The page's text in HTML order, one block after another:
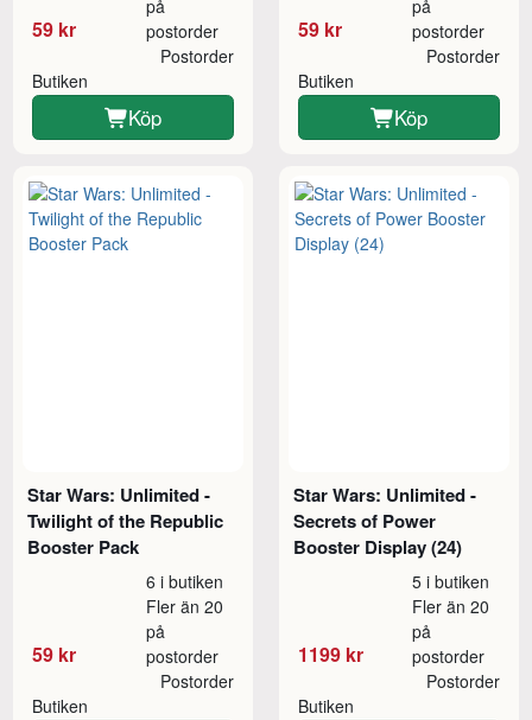
59 kr
på
postorder
Butiken
Postorder
Köp
59 kr
på
postorder
Butiken
Postorder
Köp
Star Wars: Unlimited -
Twilight of the Republic
Booster Pack
59 kr
6 i butiken
Fler än 20
på
postorder
Butiken
Postorder
Star Wars: Unlimited -
Secrets of Power
Booster Display (24)
1199 kr
5 i butiken
Fler än 20
på
postorder
Butiken
Postorder